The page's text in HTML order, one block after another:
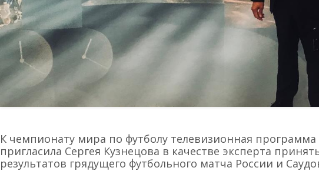
К чемпионату мира по футболу телевизионная
пригласила Сергея Кузнецова в качестве эксперта
результатов грядущего футбольного матча России и